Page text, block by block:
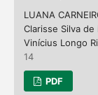
LUANA
Clarisse Silva
Vinícius Longo
14
PDF